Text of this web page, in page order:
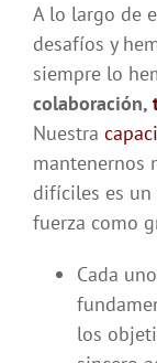
A lo largo de
desafíos y
siempre lo
colaboración,
Nuestra
mantenernos
difíciles es
fuerza como
Cada
los